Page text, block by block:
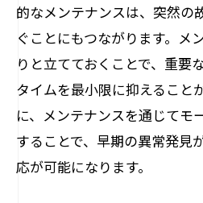
的なメンテナンスは、突然の
ぐことにもつながります。メ
りと立てておくことで、重要
タイムを最小限に抑えること
に、メンテナンスを通じてモ
することで、早期の異常発見
応が可能になります。